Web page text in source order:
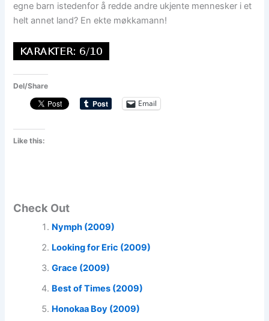
egne barn istedenfor å redde andre ukjente mennesker i et
helt annet land? En ekte møkkamann!
Del/Share
Email
Like this:
Check Out
Nymph (2009)
Looking for Eric (2009)
Grace (2009)
Best of Times (2009)
Honokaa Boy (2009)